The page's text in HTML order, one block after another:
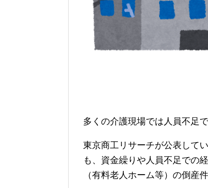
多くの介護現場では人員不足で
東京商工リサーチが公表して
も、資金繰りや人員不足での
（有料老人ホーム等）の倒産